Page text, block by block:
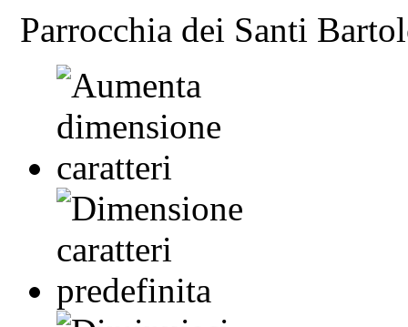
Parrocchia dei Santi